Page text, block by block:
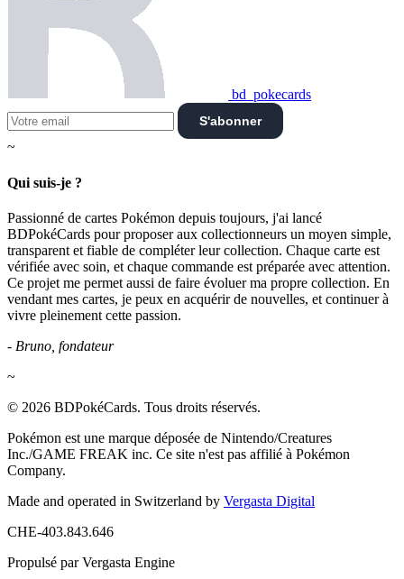
bd_pokecards
S'abonner
~
Qui suis-je ?
Passionné de cartes Pokémon depuis toujours, j'ai lancé
BDPokéCards pour proposer aux collectionneurs un moyen simple,
transparent et fiable de compléter leur collection. Chaque carte est
vérifiée avec soin, et chaque commande est préparée avec attention.
Ce projet me permet aussi de faire évoluer ma propre collection. En
vendant mes cartes, je peux en acquérir de nouvelles, et continuer à
vivre pleinement cette passion.
- Bruno, fondateur
~
© 2026 BDPokéCards. Tous droits réservés.
Pokémon est une marque déposée de Nintendo/Creatures
Inc./GAME FREAK inc. Ce site n'est pas affilié à Pokémon
Company.
Made and operated in Switzerland by Vergasta Digital
CHE-403.843.646
Propulsé par Vergasta Engine